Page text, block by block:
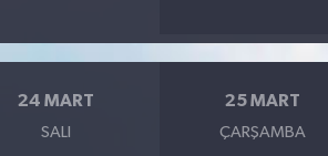
24 MART
SALI
25 MART
ÇARŞAMBA